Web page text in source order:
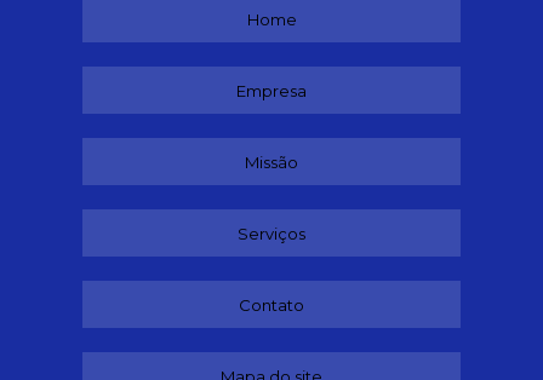
Home
Empresa
Missão
Serviços
Contato